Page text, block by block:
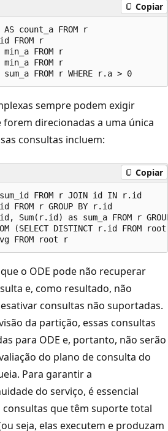
Copiar
count_a FROM r
FROM r
FROM r
FROM r
sempre podem exigir
direcionadas a uma única
consultas incluem:
Copiar
FROM r JOIN id IN r.id
FROM r GROUP BY r.id
Sum(r.id) as sum_a FROM r
(SELECT DISTINCT r.id FROM
o ODE pode não recuperar
e, como resultado, não
consultas não suportadas.
da partição, essas consultas
para ODE e, portanto, não serão
do plano de consulta do
Para garantir a
do serviço, é essencial
que têm suporte total
seja, elas executem e produzam